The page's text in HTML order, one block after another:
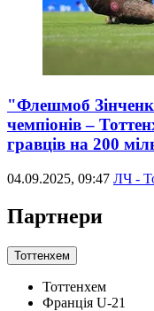
"Флешмоб
чемпіонів –
гравців на 200
04.09.2025, 09:47 ЛЧ -
Партнери
Тоттенхем
Тоттенхем
Франція U-21